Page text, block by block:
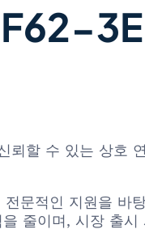
할 수 있는 상호
문적인 지원을
줄이며, 시장 출